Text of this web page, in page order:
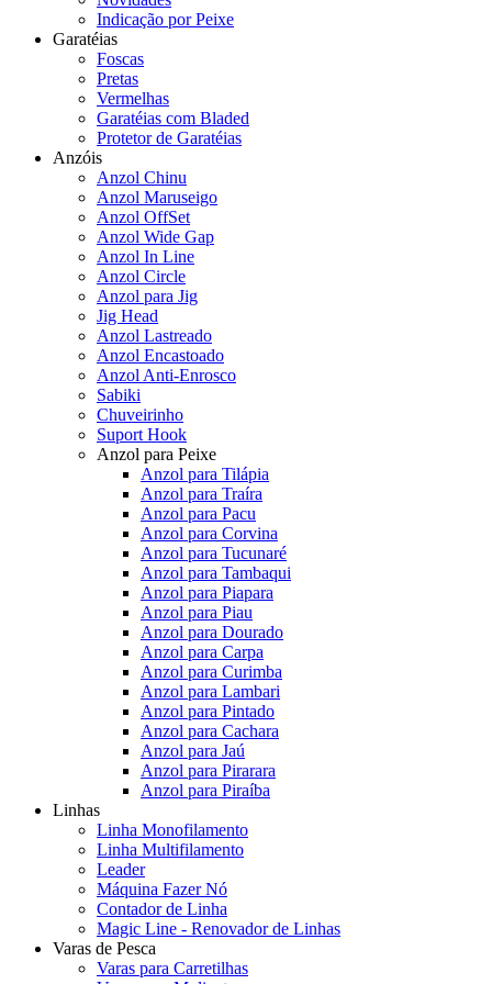
Indicação por Peixe
Garatéias
Foscas
Pretas
Vermelhas
Garatéias com Bladed
Protetor de Garatéias
Anzóis
Anzol Chinu
Anzol Maruseigo
Anzol OffSet
Anzol Wide Gap
Anzol In Line
Anzol Circle
Anzol para Jig
Jig Head
Anzol Lastreado
Anzol Encastoado
Anzol Anti-Enrosco
Sabiki
Chuveirinho
Suport Hook
Anzol para Peixe
Anzol para Tilápia
Anzol para Traíra
Anzol para Pacu
Anzol para Corvina
Anzol para Tucunaré
Anzol para Tambaqui
Anzol para Piapara
Anzol para Piau
Anzol para Dourado
Anzol para Carpa
Anzol para Curimba
Anzol para Lambari
Anzol para Pintado
Anzol para Cachara
Anzol para Jaú
Anzol para Pirarara
Anzol para Piraíba
Linhas
Linha Monofilamento
Linha Multifilamento
Leader
Máquina Fazer Nó
Contador de Linha
Magic Line - Renovador de Linhas
Varas de Pesca
Varas para Carretilhas